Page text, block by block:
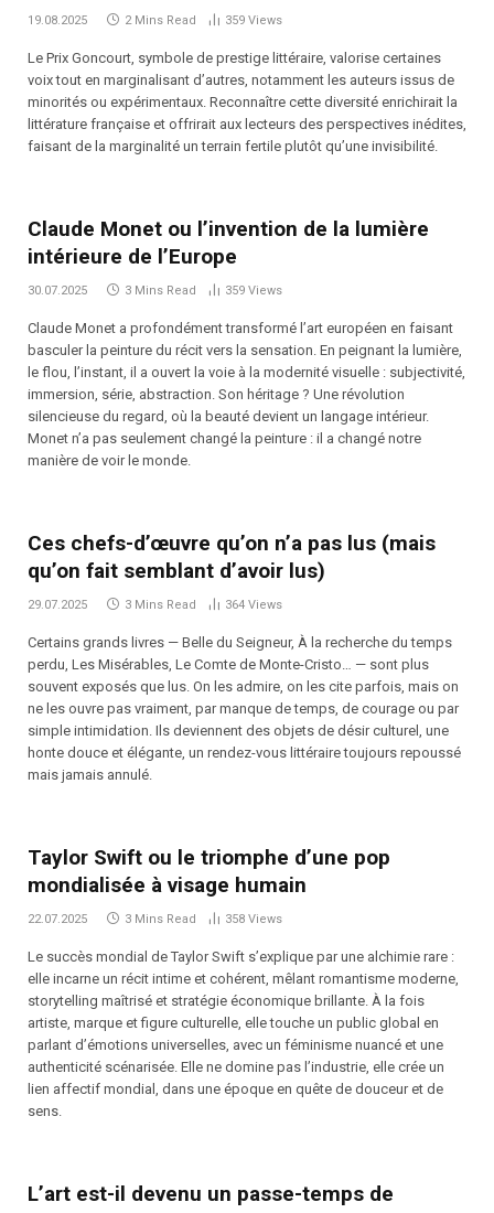
19.08.2025 2 Mins Read 359 Views
Le Prix Goncourt, symbole de prestige littéraire, valorise certaines
voix tout en marginalisant d’autres, notamment les auteurs issus de
minorités ou expérimentaux. Reconnaître cette diversité enrichirait la
littérature française et offrirait aux lecteurs des perspectives inédites,
faisant de la marginalité un terrain fertile plutôt qu’une invisibilité.
Claude Monet ou l’invention de la lumière
intérieure de l’Europe
30.07.2025 3 Mins Read 359 Views
Claude Monet a profondément transformé l’art européen en faisant
basculer la peinture du récit vers la sensation. En peignant la lumière,
le flou, l’instant, il a ouvert la voie à la modernité visuelle : subjectivité,
immersion, série, abstraction. Son héritage ? Une révolution
silencieuse du regard, où la beauté devient un langage intérieur.
Monet n’a pas seulement changé la peinture : il a changé notre
manière de voir le monde.
Ces chefs-d’œuvre qu’on n’a pas lus (mais
qu’on fait semblant d’avoir lus)
29.07.2025 3 Mins Read 364 Views
Certains grands livres — Belle du Seigneur, À la recherche du temps
perdu, Les Misérables, Le Comte de Monte-Cristo… — sont plus
souvent exposés que lus. On les admire, on les cite parfois, mais on
ne les ouvre pas vraiment, par manque de temps, de courage ou par
simple intimidation. Ils deviennent des objets de désir culturel, une
honte douce et élégante, un rendez-vous littéraire toujours repoussé
mais jamais annulé.
Taylor Swift ou le triomphe d’une pop
mondialisée à visage humain
22.07.2025 3 Mins Read 358 Views
Le succès mondial de Taylor Swift s’explique par une alchimie rare :
elle incarne un récit intime et cohérent, mêlant romantisme moderne,
storytelling maîtrisé et stratégie économique brillante. À la fois
artiste, marque et figure culturelle, elle touche un public global en
parlant d’émotions universelles, avec un féminisme nuancé et une
authenticité scénarisée. Elle ne domine pas l’industrie, elle crée un
lien affectif mondial, dans une époque en quête de douceur et de
sens.
L’art est-il devenu un passe-temps de